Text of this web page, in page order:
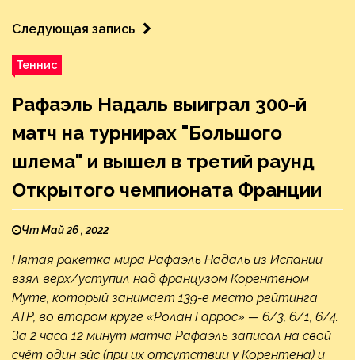
Следующая запись
Теннис
Рафаэль Надаль выиграл 300-й
матч на турнирах "Большого
шлема" и вышел в третий раунд
Открытого чемпионата Франции
Чт Май 26 , 2022
Пятая ракетка мира Рафаэль Надаль из Испании
взял верх/уступил над французом Корентеном
Муте, который занимает 139-е место рейтинга
ATP, во втором круге «Ролан Гаррос» — 6/3, 6/1, 6/4.
За 2 часа 12 минут матча Рафаэль записал на свой
счёт один эйс (при их отсутствии у Корентена) и